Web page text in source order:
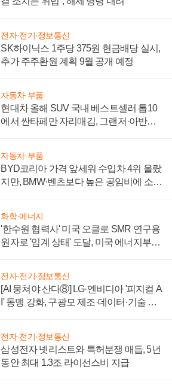
전자·전기·정보통신
SK하이닉스 1주당 375원 현금배당 실시,
추가 주주환원 계획 9월 공개 예정
자동차·부품
현대차 올해 SUV 국내 베스트셀러 톱10
에서 싼타페만 자리매김, 그랜저·아반떼
자동차·부품
BYD코리아 가격 앞세워 수입차 4위 올랐
지만, BMW·벤츠보다 높은 공임비에 소비
화학·에너지
'한수원 협력사' 미국 오클로 SMR 연구용
원자로 '임계 상태' 도달, 미국 에너지부
전자·전기·정보통신
[AI 뭉쳐야 산다⑧] LG·엔비디아 '피지컬 A
I' 동맹 강화, 구광모 제조·데이터·기술 결
전자·전기·정보통신
삼성전자 넷리스트와 특허분쟁 매듭, 5년
동안 최대 1.3조 라이선스비 지급